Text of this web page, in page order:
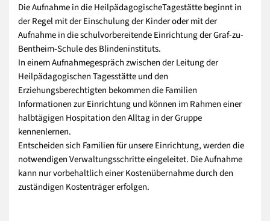
Die Aufnahme in die HeilpädagogischeTagestätte beginnt in
der Regel mit der Einschulung der Kinder oder mit der
Aufnahme in die schulvorbereitende Einrichtung der Graf-zu-
Bentheim-Schule des Blindeninstituts.
In einem Aufnahmegespräch zwischen der Leitung der
Heilpädagogischen Tagesstätte und den
Erziehungsberechtigten bekommen die Familien
Informationen zur Einrichtung und können im Rahmen einer
halbtägigen Hospitation den Alltag in der Gruppe
kennenlernen.
Entscheiden sich Familien für unsere Einrichtung, werden die
notwendigen Verwaltungsschritte eingeleitet. Die Aufnahme
kann nur vorbehaltlich einer Kostenübernahme durch den
zuständigen Kostenträger erfolgen.